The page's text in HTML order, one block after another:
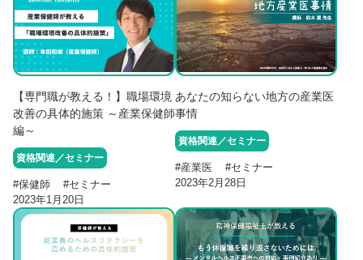
【専門職が教える！】職場環境
改善の具体的施策 ～産業保健師
編～
資格関連／セミナー
#保健師 #セミナー
2023年1月20日
あなたの知らない地方の産業医
事情
資格関連／セミナー
#産業医 #セミナー
2023年2月28日